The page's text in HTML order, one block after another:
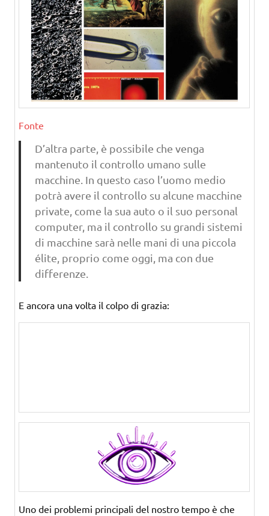
Fonte
D’altra parte, è possibile che venga
mantenuto il controllo umano sulle
macchine. In questo caso l’uomo medio
potrà avere il controllo su alcune macchine
private, come la sua auto o il suo personal
computer, ma il controllo su grandi sistemi
di macchine sarà nelle mani di una piccola
élite, proprio come oggi, ma con due
differenze.
E ancora una volta il colpo di grazia:
Uno dei problemi principali del nostro tempo è che